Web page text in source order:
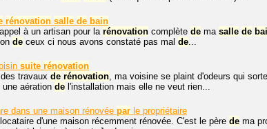
rénovation salle de bain
à un artisan pour la rénovation complète de ma salle de
de ceux ci nous avons constaté pas mal de...
suite rénovation
travaux de rénovation, ma voisine se plaint d'odeurs qui
aération de l'installation mais elle ne veut rien...
dans une maison rénovée par le propriétaire
d'une maison récemment rénovée. C'est le père de ma